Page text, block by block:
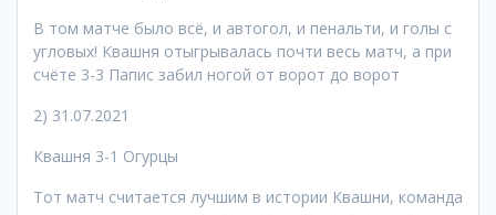
В том матче было всë, и автогол, и пенальти, и голы с
угловых! Квашня отыгрывалась почти весь матч, а при
счëте 3-3 Папис забил ногой от ворот до ворот
2) 31.07.2021
Квашня 3-1 Огурцы
Тот матч считается лучшим в истории Квашни, команда